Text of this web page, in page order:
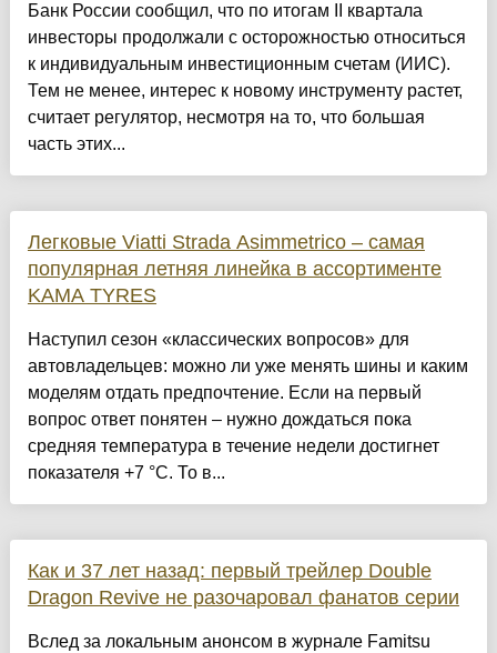
Банк России сообщил, что по итогам II квартала
инвесторы продолжали с осторожностью относиться
к индивидуальным инвестиционным счетам (ИИС).
Тем не менее, интерес к новому инструменту растет,
считает регулятор, несмотря на то, что большая
часть этих...
Легковые Viatti Strada Asimmetrico – самая
популярная летняя линейка в ассортименте
KAMA TYRES
Наступил сезон «классических вопросов» для
автовладельцев: можно ли уже менять шины и каким
моделям отдать предпочтение. Если на первый
вопрос ответ понятен – нужно дождаться пока
средняя температура в течение недели достигнет
показателя +7 °C. То в...
Как и 37 лет назад: первый трейлер Double
Dragon Revive не разочаровал фанатов серии
Вслед за локальным анонсом в журнале Famitsu